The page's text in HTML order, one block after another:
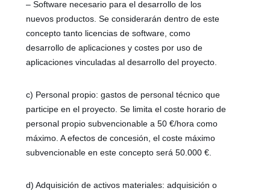
– Software necesario para el desarrollo de los
nuevos productos. Se considerarán dentro de este
concepto tanto licencias de software, como
desarrollo de aplicaciones y costes por uso de
aplicaciones vinculadas al desarrollo del proyecto.
c) Personal propio: gastos de personal técnico que
participe en el proyecto. Se limita el coste horario de
personal propio subvencionable a 50 €/hora como
máximo. A efectos de concesión, el coste máximo
subvencionable en este concepto será 50.000 €.
d) Adquisición de activos materiales: adquisición o